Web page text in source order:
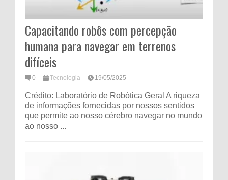
Capacitando robôs com percepção
humana para navegar em terrenos
difíceis
0 Tecnologia 19/05/2025
Crédito: Laboratório de Robótica Geral A riqueza
de informações fornecidas por nossos sentidos
que permite ao nosso cérebro navegar no mundo
ao nosso ...